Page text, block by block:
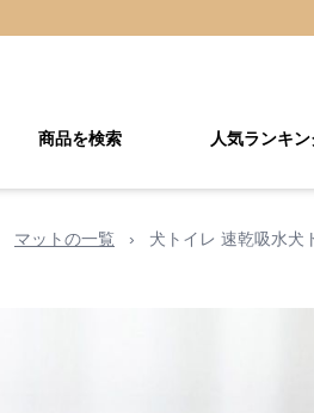
商品を検索 人気ランキン
マットの一覧 › 犬トイレ 速乾吸水犬